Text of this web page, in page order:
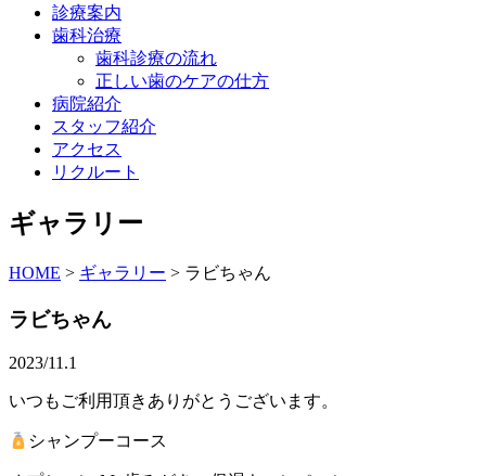
診療案内
歯科治療
歯科診療の流れ
正しい歯のケアの仕方
病院紹介
スタッフ紹介
アクセス
リクルート
ギャラリー
HOME > ギャラリー > ラビちゃん
ラビちゃん
2023/11.1
いつもご利用頂きありがとうございます。
シャンプーコース